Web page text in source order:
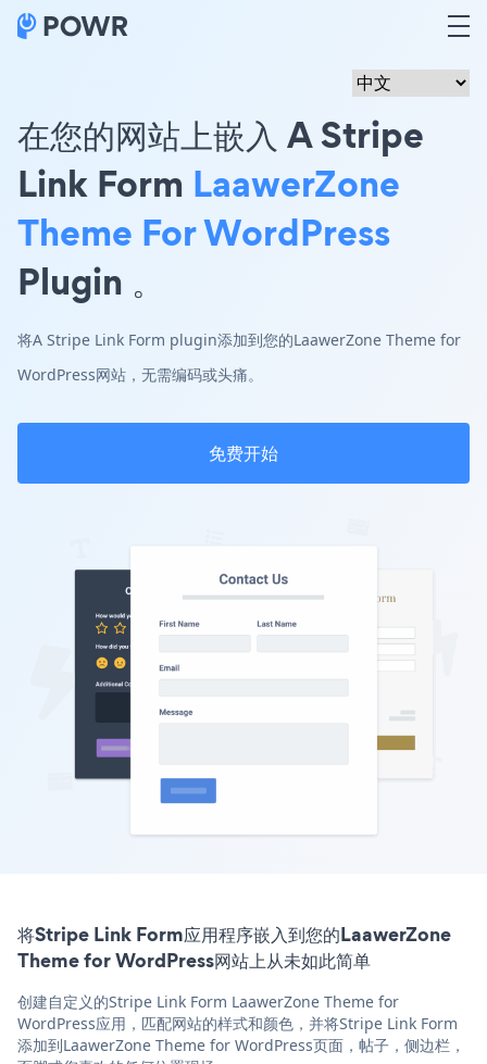
在您的网站上嵌入 A Stripe
Link Form LaawerZone
Theme For WordPress
Plugin 。
将A Stripe Link Form plugin添加到您的LaawerZone Theme for
WordPress网站，无需编码或头痛。
免费开始
将Stripe Link Form应用程序嵌入到您的LaawerZone
Theme for WordPress网站上从未如此简单
创建自定义的Stripe Link Form LaawerZone Theme for
WordPress应用，匹配网站的样式和颜色，并将Stripe Link Form
添加到LaawerZone Theme for WordPress页面，帖子，侧边栏，